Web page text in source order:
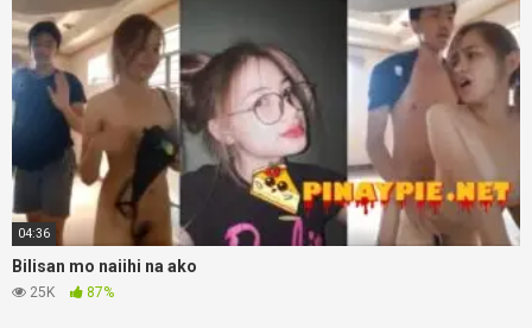
04:36
Bilisan mo naiihi na ako
25K 87%